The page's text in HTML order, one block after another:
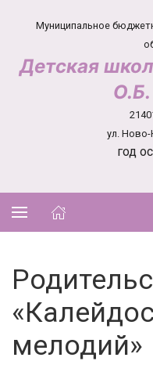
Муниципальное
Детская
ул.
год
мелодий»